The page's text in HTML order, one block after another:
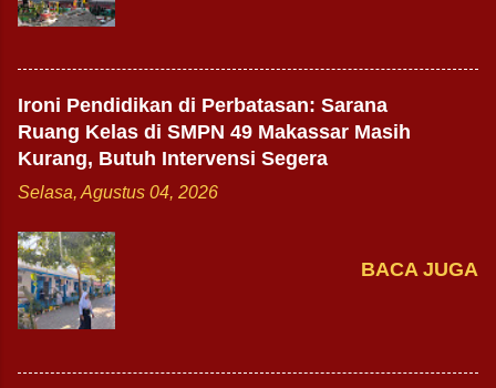
Ironi Pendidikan di Perbatasan: Sarana
Ruang Kelas di SMPN 49 Makassar Masih
Kurang, Butuh Intervensi Segera
Selasa, Agustus 04, 2026
BACA JUGA